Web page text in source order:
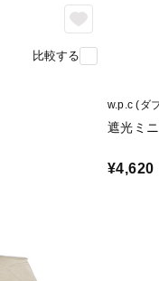
比較する
w.p.c (ダ
遮光ミ
¥4,620